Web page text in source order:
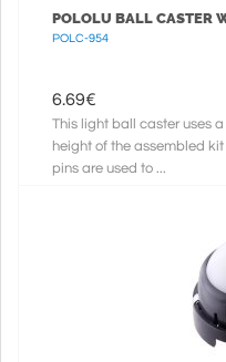
POLOLU BALL CASTER
POLC-954
6.69€
This light ball caster uses
height of the assembled kit
pins are used to ...